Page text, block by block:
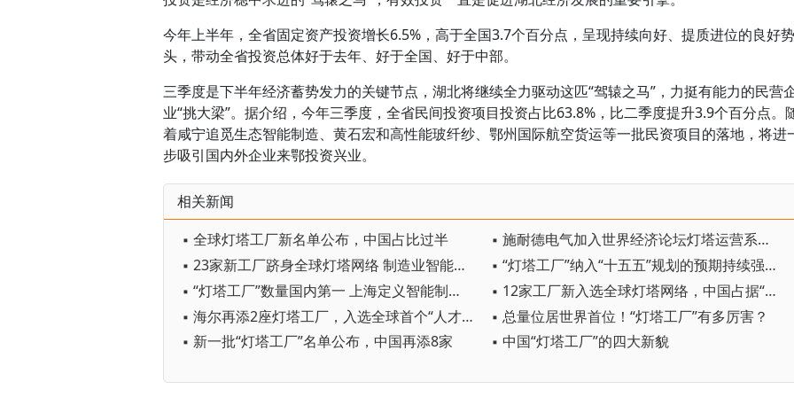
今年上半年，全省固定资产投资增长6.5%，高于全国3.7个百分点，呈现持续向好、提质进位的良好势
头，带动全省投资总体好于去年、好于全国、好于中部。
三季度是下半年经济蓄势发力的关键节点，湖北将继续全力驱动这匹“驾辕之马”，力挺有能力的民营
业“挑大梁”。据介绍，今年三季度，全省民间投资项目投资占比63.8%，比二季度提升3.9个百分点。
着咸宁追觅生态智能制造、黄石宏和高性能玻纤纱、鄂州国际航空货运等一批民资项目的落地，将进
步吸引国内外企业来鄂投资兴业。
相关新闻
▪ 全球灯塔工厂新名单公布，中国占比过半
▪ 施耐德电气加入世界经济论坛灯塔运营系统顾问委员会，共推开源制造蓝图
▪ 23家新工厂跻身全球灯塔网络 制造业智能化转型加速
▪ “灯塔工厂”纳入“十五五”规划的预期持续强化，智能制造赛道受市场关注
▪ “灯塔工厂”数量国内第一 上海定义智能制造新高度
▪ 12家工厂新入选全球灯塔网络，中国占据“半壁江山”
▪ 海尔再添2座灯塔工厂，入选全球首个“人才灯塔”
▪ 总量位居世界首位！“灯塔工厂”有多厉害？
▪ 新一批“灯塔工厂”名单公布，中国再添8家
▪ 中国“灯塔工厂”的四大新貌